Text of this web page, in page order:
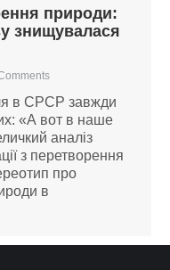
природи:
знищувалася
в СРСР завжди
«А вот в наше
аналіз
з перетворення
про
в